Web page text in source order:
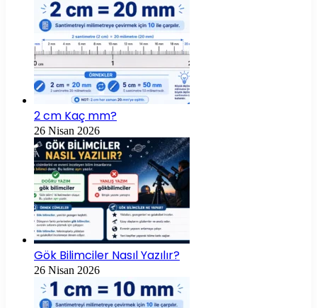
2 cm Kaç mm?
26 Nisan 2026
Gök Bilimciler Nasıl Yazılır?
26 Nisan 2026